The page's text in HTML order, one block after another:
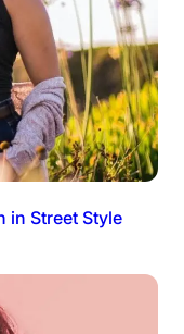
in Street Style